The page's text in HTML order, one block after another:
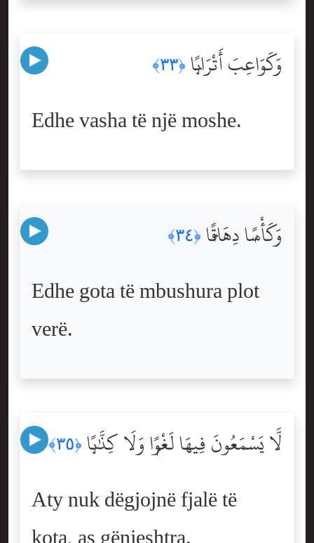
وَكَوَاعِبَ أَتْرَابًۭا ﴿٣٣﴾
Edhe vasha të një moshe.
وَكَأْسًۭا دِهَاقًۭا ﴿٣٤﴾
Edhe gota të mbushura plot
verë.
لَّا يَسْمَعُونَ فِيهَا لَغْوًۭا وَلَا كِذَّٰبًۭا ﴿٣٥﴾
Aty nuk dëgjojnë fjalë të